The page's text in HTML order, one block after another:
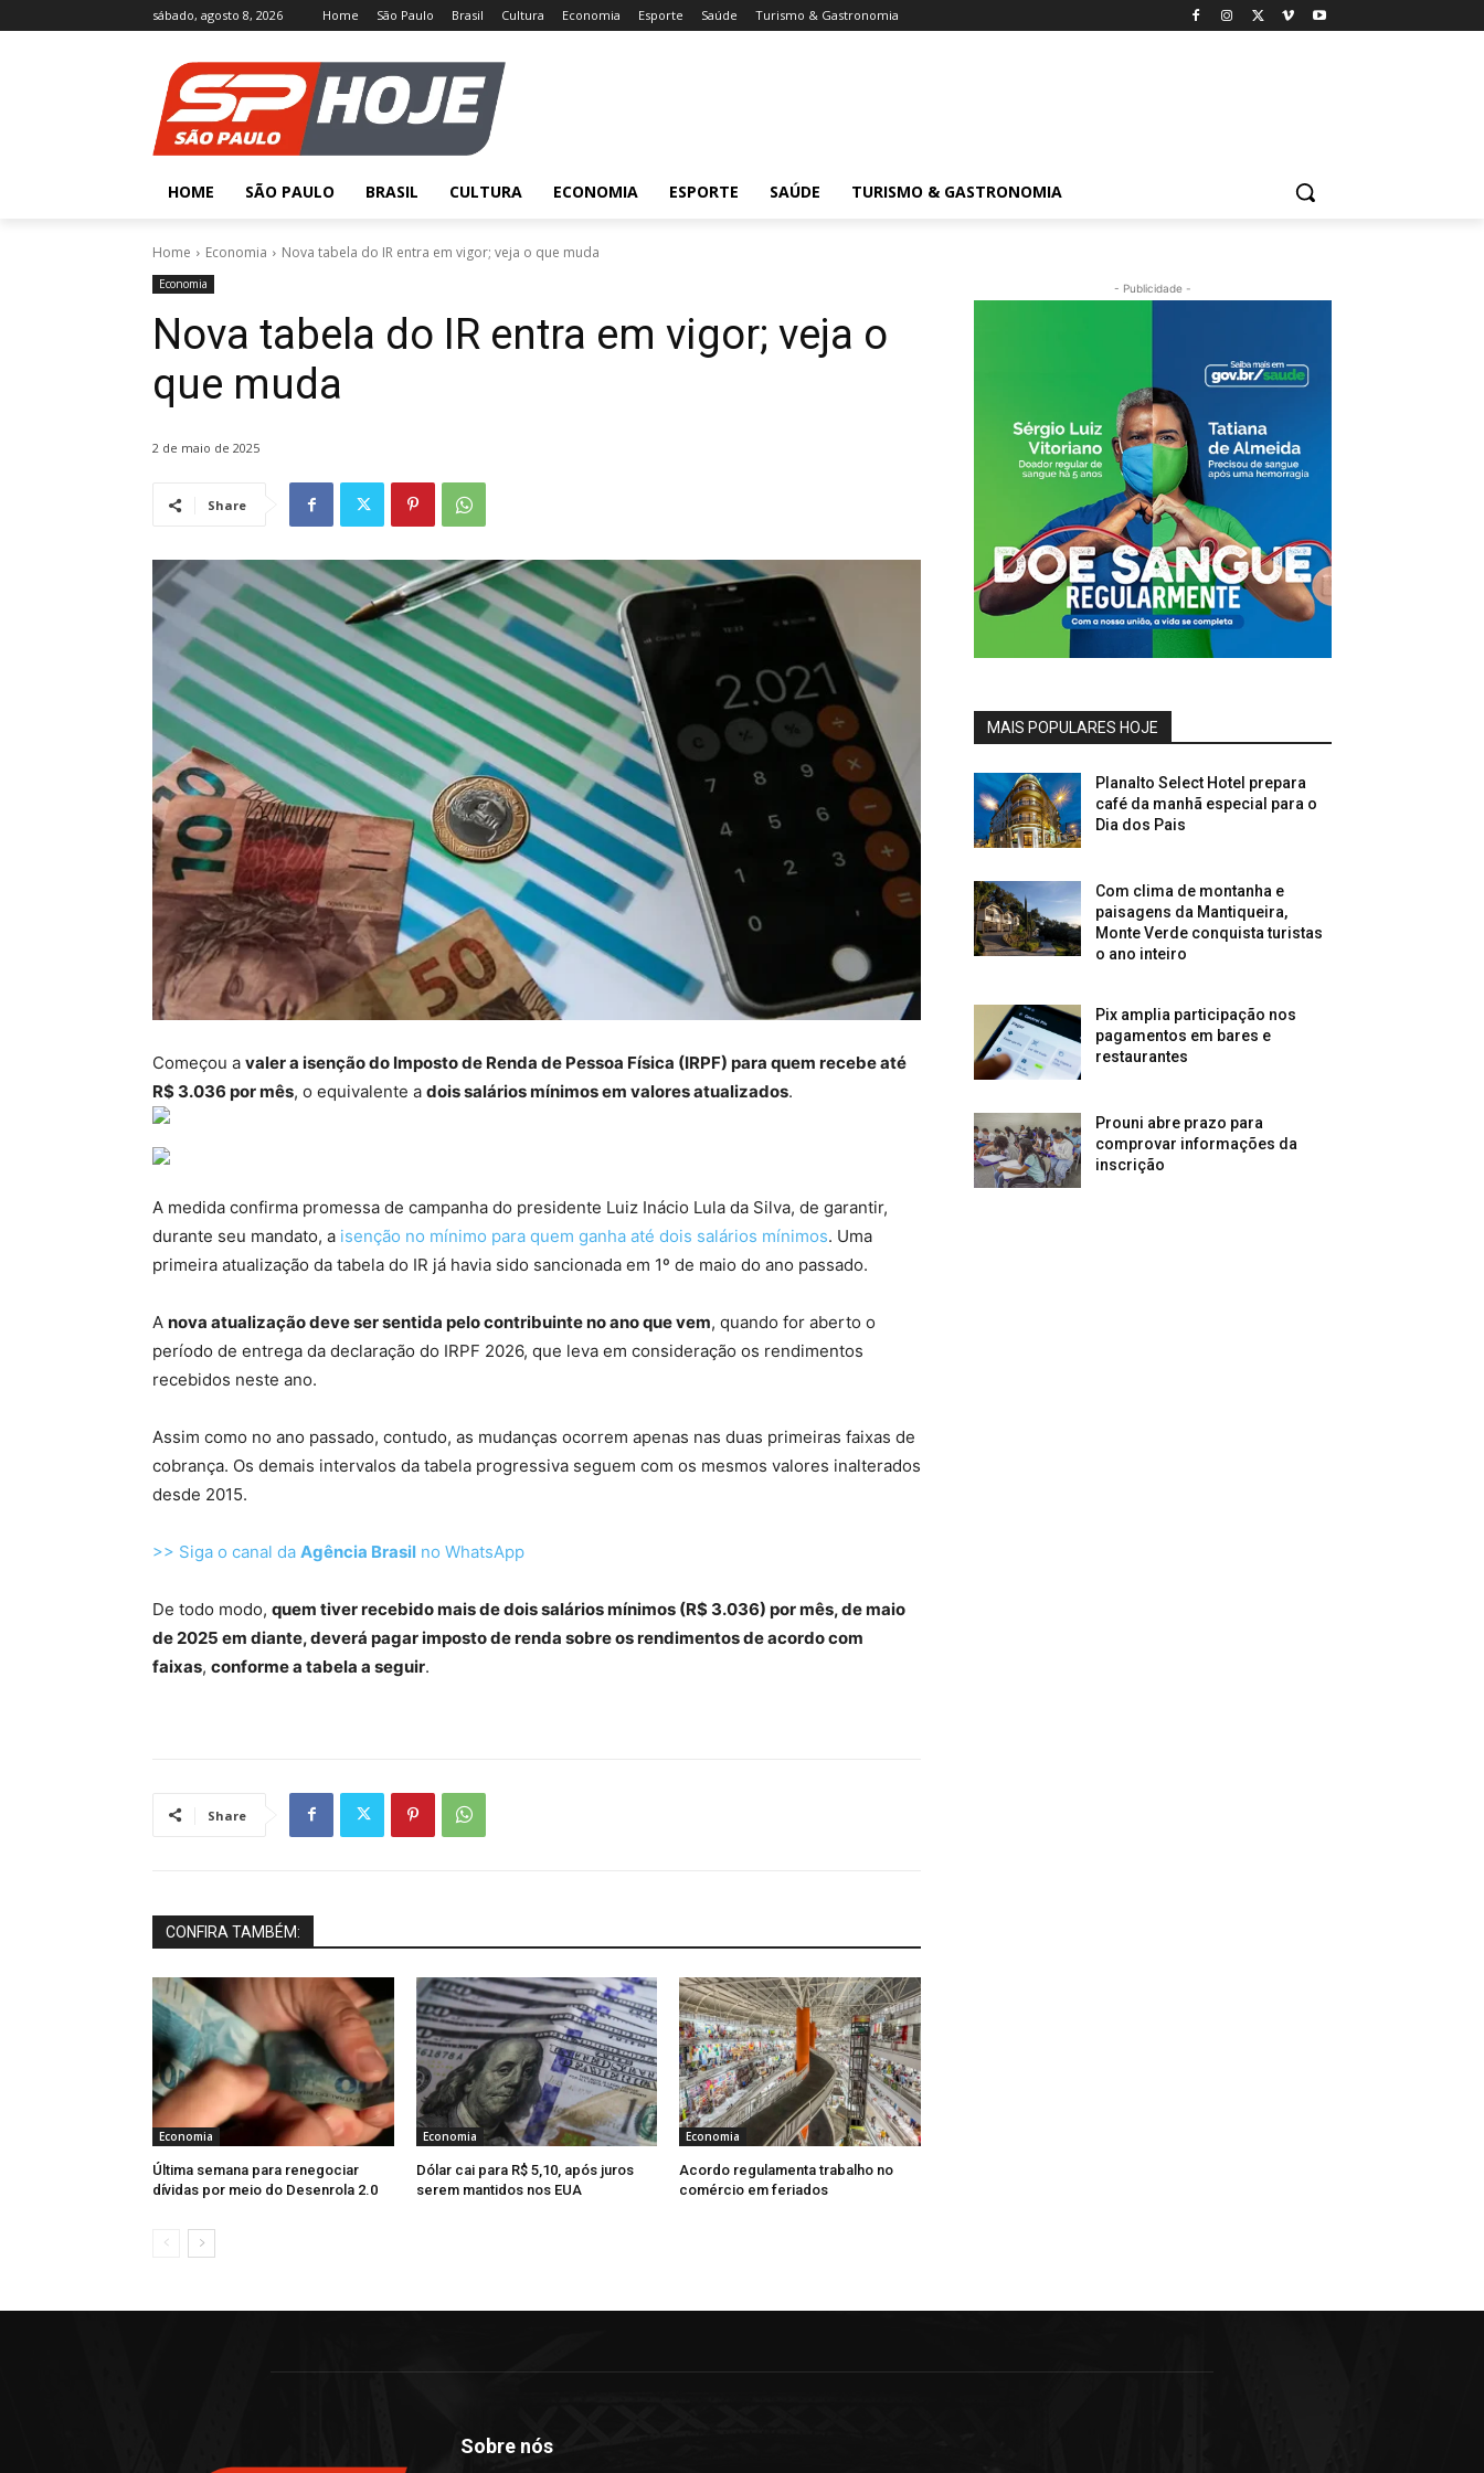
sábado, agosto 8, 2026 Home São Paulo Brasil Cultura Economia Esporte Saúde Turismo & Gastronomia
HOME SÃO PAULO BRASIL CULTURA ECONOMIA ESPORTE SAÚDE TURISMO & GASTRONOMIA
Home Economia Nova tabela do IR entra em vigor; veja o que muda
Economia
Nova tabela do IR entra em vigor; veja o
que muda
2 de maio de 2025
Share
Começou a valer a isenção do Imposto de Renda de Pessoa Física (IRPF) para quem recebe até
R$ 3.036 por mês, o equivalente a dois salários mínimos em valores atualizados.
A medida confirma promessa de campanha do presidente Luiz Inácio Lula da Silva, de garantir,
durante seu mandato, a isenção no mínimo para quem ganha até dois salários mínimos. Uma
primeira atualização da tabela do IR já havia sido sancionada em 1º de maio do ano passado.
A nova atualização deve ser sentida pelo contribuinte no ano que vem, quando for aberto o
período de entrega da declaração do IRPF 2026, que leva em consideração os rendimentos
recebidos neste ano.
Assim como no ano passado, contudo, as mudanças ocorrem apenas nas duas primeiras faixas de
cobrança. Os demais intervalos da tabela progressiva seguem com os mesmos valores inalterados
desde 2015.
>> Siga o canal da Agência Brasil no WhatsApp
De todo modo, quem tiver recebido mais de dois salários mínimos (R$ 3.036) por mês, de maio
de 2025 em diante, deverá pagar imposto de renda sobre os rendimentos de acordo com
faixas, conforme a tabela a seguir.
Share
CONFIRA TAMBÉM:
Economia
Última semana para renegociar
dívidas por meio do Desenrola 2.0
Economia
Dólar cai para R$ 5,10, após juros
serem mantidos nos EUA
Economia
Acordo regulamenta trabalho no
comércio em feriados
- Publicidade -
MAIS POPULARES HOJE
Planalto Select Hotel prepara
café da manhã especial para o
Dia dos Pais
Com clima de montanha e
paisagens da Mantiqueira,
Monte Verde conquista turistas
o ano inteiro
Pix amplia participação nos
pagamentos em bares e
restaurantes
Prouni abre prazo para
comprovar informações da
inscrição
Sobre nós